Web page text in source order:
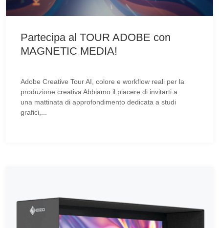
Partecipa al TOUR ADOBE con
MAGNETIC MEDIA!
Adobe Creative Tour AI, colore e workflow reali per la
produzione creativa Abbiamo il piacere di invitarti a
una mattinata di approfondimento dedicata a studi
grafici,...